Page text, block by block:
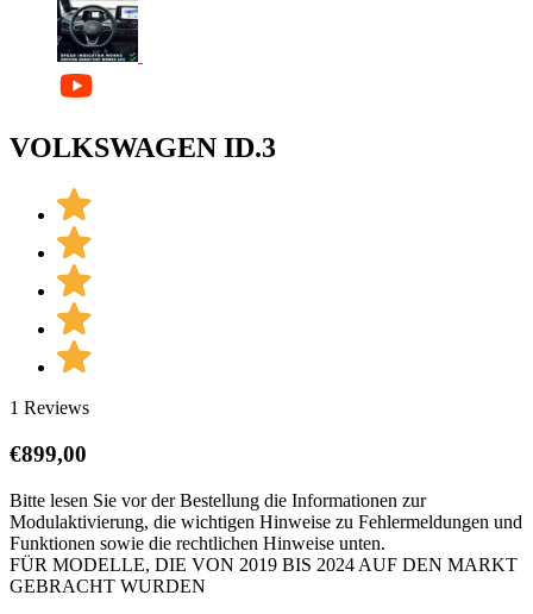
VOLKSWAGEN ID.3
1 Reviews
€899,00
Bitte lesen Sie vor der Bestellung die Informationen zur
Modulaktivierung, die wichtigen Hinweise zu Fehlermeldungen und
Funktionen sowie die rechtlichen Hinweise unten.
FÜR MODELLE, DIE VON 2019 BIS 2024 AUF DEN MARKT
GEBRACHT WURDEN